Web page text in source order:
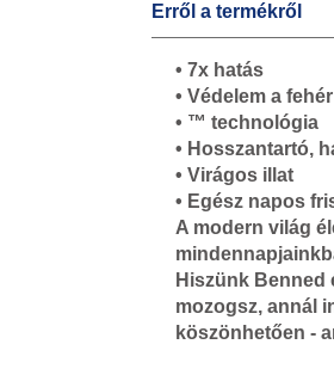
Erről a termékről
• 7x hatás
• Védelem a
• ™ technológia
• Hosszantartó,
• Virágos illat
• Egész napos
A modern világ
Hiszünk Benned
mozogsz, annál
köszönhetően -